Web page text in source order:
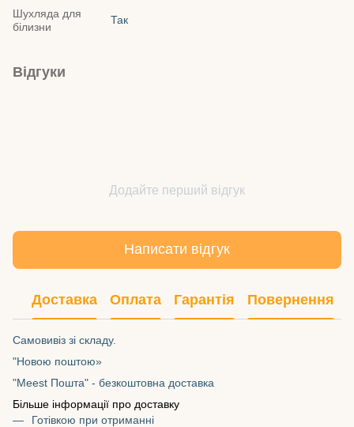
Шухляда для
білизни
Так
Відгуки
Додайте перший відгук
Написати відгук
Доставка Оплата Гарантія Повернення
Самовивіз зі складу.
"Новою поштою»
"Meest Пошта" - безкоштовна доставка
Більше інформації про доставку
Готівкою при отриманні